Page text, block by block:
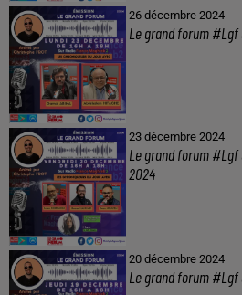
26 décembre 2024
Le grand forum #Lgf
23 décembre 2024
Le grand forum
2024
20 décembre 2024
Le grand forum #Lgf